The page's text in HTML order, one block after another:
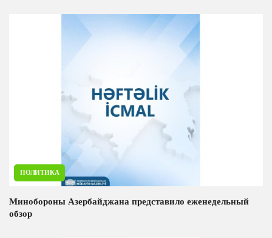
ПОЛИТИКА
Минобороны Азербайджана представило еженедельный
обзор